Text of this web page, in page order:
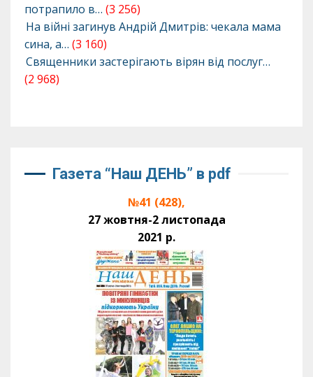
потрапило в… (3 256)
На війні загинув Андрій Дмитрів: чекала мама
сина, а… (3 160)
Священники застерігають вірян від послуг…
(2 968)
Газета “Наш ДЕНЬ” в pdf
№41 (428),
27 жовтня-2 листопада
2021 р.